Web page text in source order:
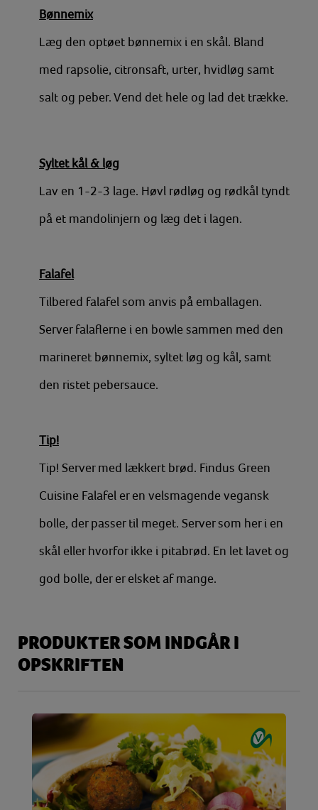
Bønnemix
Læg den optøet bønnemix i en skål. Bland
med rapsolie, citronsaft, urter, hvidløg samt
salt og peber. Vend det hele og lad det trække.
Syltet kål & løg
Lav en 1-2-3 lage. Høvl rødløg og rødkål tyndt
på et mandolinjern og læg det i lagen.
Falafel
Tilbered falafel som anvis på emballagen.
Server falaflerne i en bowle sammen med den
marineret bønnemix, syltet løg og kål, samt
den ristet pebersauce.
Tip!
Tip! Server med lækkert brød. Findus Green
Cuisine Falafel er en velsmagende vegansk
bolle, der passer til meget. Server som her i en
skål eller hvorfor ikke i pitabrød. En let lavet og
god bolle, der er elsket af mange.
PRODUKTER SOM INDGÅR I
OPSKRIFTEN